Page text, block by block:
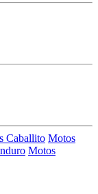
Caballito Motos
Motos